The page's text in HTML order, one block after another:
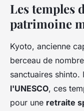
Les temples
patrimoine
Kyoto, ancienne
berceau de
sanctuaires shinto.
l'UNESCO, ces
pour une retraite